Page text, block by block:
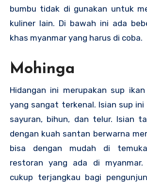
bumbu tidak di gunakan untuk
kuliner lain. Di bawah ini ada
khas myanmar yang harus di coba.
Mohinga
Hidangan ini merupakan sup
yang sangat terkenal. Isian sup
sayuran, bihun, dan telur. Isian
dengan kuah santan berwarna
bisa dengan mudah di
restoran yang ada di myanmar.
cukup terjangkau bagi